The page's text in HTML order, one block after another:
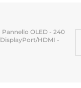
Pannello OLED - 240
HDMI -